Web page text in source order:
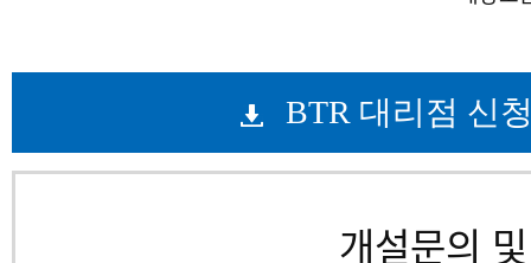
BTR 대리점 신
개설문의